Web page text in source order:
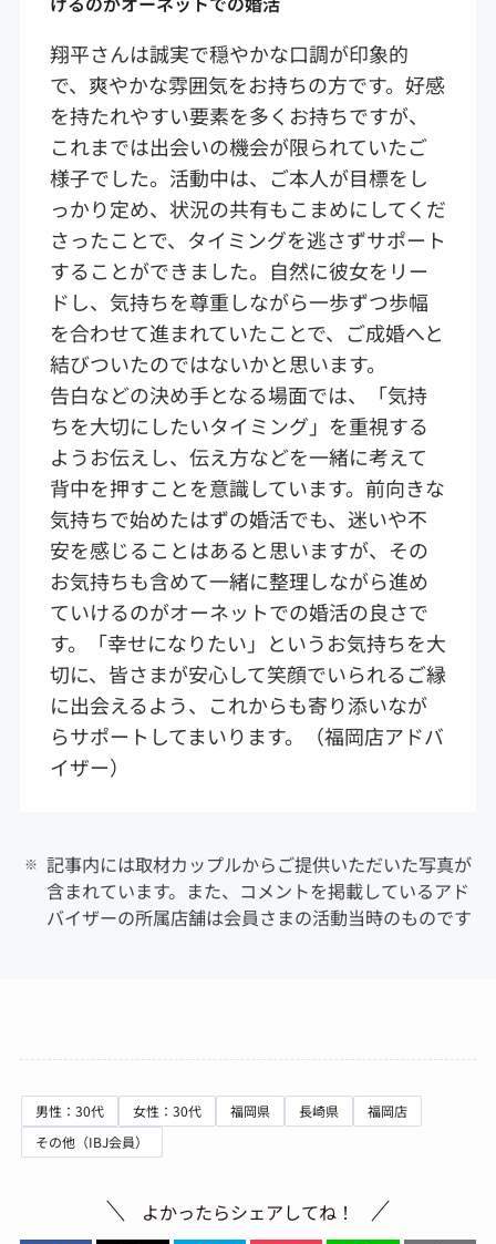
翔平さんは誠実で穏やかな口調が印象的
で、爽やかな雰囲気をお持ちの方です。好感
を持たれやすい要素を多くお持ちですが、
これまでは出会いの機会が限られていたご
様子でした。活動中は、ご本人が目標をし
っかり定め、状況の共有もこまめにしてくだ
さったことで、タイミングを逃さずサポート
することができました。自然に彼女をリー
ドし、気持ちを尊重しながら一歩ずつ歩幅
を合わせて進まれていたことで、ご成婚へと
結びついたのではないかと思います。
告白などの決め手となる場面では、「気持
ちを大切にしたいタイミング」を重視する
ようお伝えし、伝え方などを一緒に考えて
背中を押すことを意識しています。前向きな
気持ちで始めたはずの婚活でも、迷いや不
安を感じることはあると思いますが、その
お気持ちも含めて一緒に整理しながら進め
ていけるのがオーネットでの婚活の良さで
す。「幸せになりたい」というお気持ちを大
切に、皆さまが安心して笑顔でいられるご縁
に出会えるよう、これからも寄り添いなが
らサポートしてまいります。（福岡店アドバ
イザー）
記事内には取材カップルからご提供いただいた写真が
含まれています。また、コメントを掲載しているアド
バイザーの所属店舗は会員さまの活動当時のものです
男性：30代 女性：30代 福岡県 長崎県
福岡店
その他（IBJ会員）
よかったらシェアしてね！